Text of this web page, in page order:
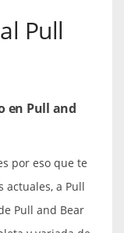
Pull
en Pull and
por eso que te
actuales, a Pull
Pull and Bear